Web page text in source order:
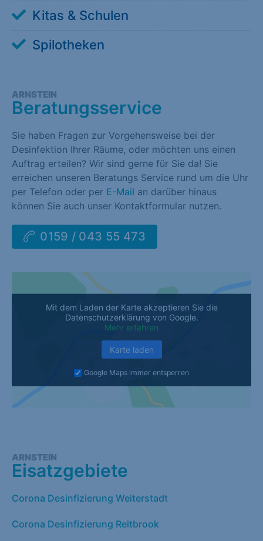
Kitas & Schulen
Spilotheken
ARNSTEIN
Beratungsservice
Sie haben Fragen zur Vorgehensweise bei der
Desinfektion Ihrer Räume, oder möchten uns einen
Auftrag erteilen? Wir sind gerne für Sie da! Sie
erreichen unseren Beratungs Service rund um die Uhr
per Telefon oder per E-Mail an darüber hinaus
können Sie auch unser Kontaktformular nutzen.
0159 / 043 55 473
Mit dem Laden der Karte akzeptieren Sie die
Datenschutzerklärung von Google.
Mehr erfahren
Karte laden
Google Maps immer entsperren
ARNSTEIN
Eisatzgebiete
Corona Desinfizierung Weiterstadt
Corona Desinfizierung Reitbrook